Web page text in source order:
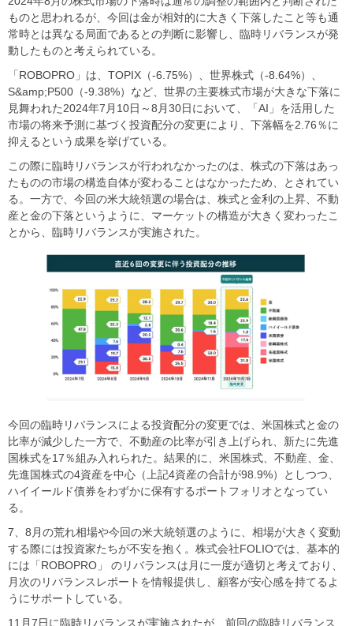
ものと思われるが、今回は金が相対的に大きく下落したこと等も通
常時とは異なる局面であるとの判断に影響し、臨時リバランスが発
動したものと考えられている。
「ROBOPRO」は、TOPIX（-6.75%）、世界株式（-8.64%）、
S&amp;P500（-9.38%）など、世界の主要株式市場が大きな下落に
見舞われた2024年7月10日～8月30日において、「AI」を活用した
市場の将来予測に基づく投資配分の変更により、下落幅を2.76％に
抑えるという成果を挙げている。
この際に臨時リバランスが行われなかったのは、株式の下落はあっ
たものの市場の構造自体が変わることはなかったため、とされてい
る。一方で、今回の米大統領選の場合は、株式と金利の上昇、不動
産と金の下落というように、マーケットの構造が大きく変わったこ
とから、臨時リバランスが実施された。
今回の臨時リバランスによる投資配分の変更では、米国株式と金の
比率が減少した一方で、不動産の比率が引き上げられ、新たに先進
国株式を17％組み入れられた。結果的に、米国株式、不動産、金、
先進国株式の4資産を中心（上記4資産の合計が98.9%）としつつ、
ハイイールド債券をわずかに保有するポートフォリオとなってい
る。
7、8月の荒れ相場や今回の米大統領選のように、相場が大きく変動
する際には投資家たちが不安を抱く。株式会社FOLIOでは、基本的
には「ROBOPRO 」 のリバランスは月に一度が適切と考えており、
月次のリバランスレポートを情報提供し、顧客が安心感を持てるよ
うにサポートしている。
11月7日に臨時リバランスが実施されたが、前回の臨時リバランス